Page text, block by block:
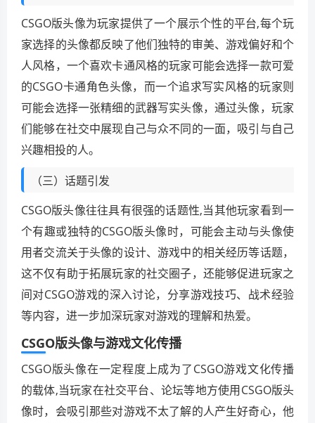
CSGO版头像为玩家提供了一个展示个性的平台,每个玩
家选择的头像都反映了他们独特的审美、游戏偏好和个
人风格，一个喜欢卡通风格的玩家可能会选择一款可爱
的CSGO卡通角色头像，而一个追求写实风格的玩家则
可能会选择一张精细的武器写实头像，通过头像，玩家
们能够在社交中展现自己与众不同的一面，吸引与自己
兴趣相投的人。
（三）话题引发
CSGO版头像往往具有很强的话题性,当其他玩家看到一
个有趣或独特的CSGO版头像时，可能会主动与头像使
用者交流关于头像的设计、游戏中的相关经历等话题，
这不仅有助于拓展玩家的社交圈子，还能够促进玩家之
间对CSGO游戏的深入讨论，分享游戏技巧、战术经验
等内容，进一步加深玩家对游戏的理解和热爱。
CSGO版头像与游戏文化传播
CSGO版头像在一定程度上成为了CSGO游戏文化传播
的载体,当玩家在社交平台、论坛等地方使用CSGO版头
像时，会吸引那些对游戏不太了解的人产生好奇心，他